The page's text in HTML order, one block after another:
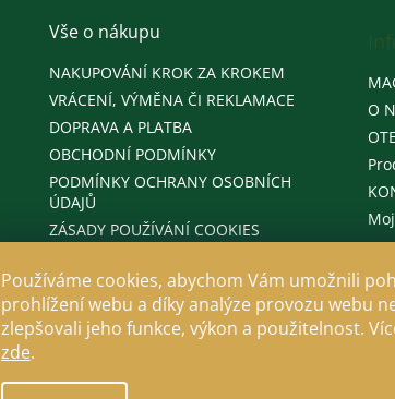
Používáme cookies, abychom Vám umožnili
prohlížení webu a díky analýze provozu webu
zlepšovali jeho funkce, výkon a použitelnost.
zde.
Vše o nákupu
NAKUPOVÁNÍ KROK ZA KROKEM
VRÁCENÍ, VÝMĚNA ČI REKLAMACE
DOPRAVA A PLATBA
OBCHODNÍ PODMÍNKY
PODMÍNKY OCHRANY OSOBNÍCH
ÚDAJŮ
ZÁSADY POUŽÍVÁNÍ COOKIES
O